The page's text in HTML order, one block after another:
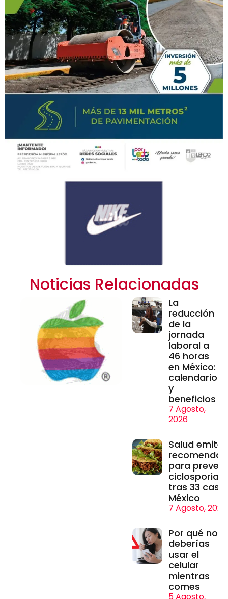
Noticias Relacionadas
La
reducción
de la
jornada
laboral a
46 horas
en México:
calendario
y
beneficios
7 Agosto,
2026
Salud emite
para
tras 33
México
7 Agosto, 2026
Por qué no
deberías
usar el
celular
mientras
comes